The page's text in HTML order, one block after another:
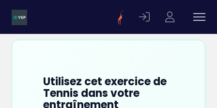
Utilisez cet exercice de
Tennis dans votre
entraînement